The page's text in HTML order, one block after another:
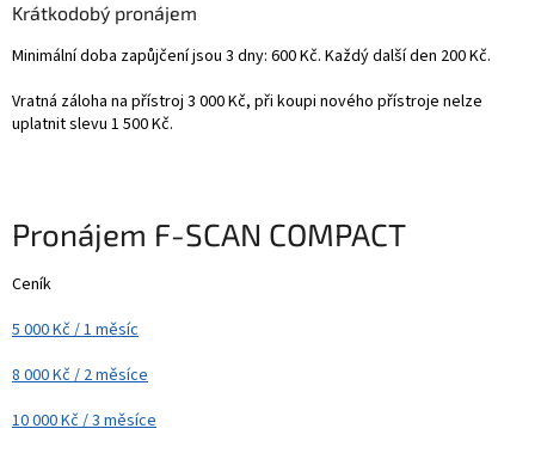
Krátkodobý pronájem
Minimální doba zapůjčení jsou 3 dny: 600 Kč. Každý další den 200 Kč.
Vratná záloha na přístroj 3 000 Kč, při koupi nového přístroje nelze
uplatnit slevu 1 500 Kč.
Pronájem F-SCAN COMPACT
Ceník
5 000 Kč / 1 měsíc
8 000 Kč / 2 měsíce
10 000 Kč / 3 měsíce